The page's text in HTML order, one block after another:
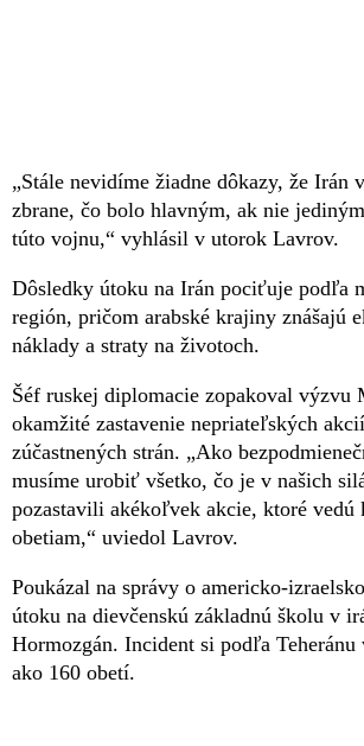
„Stále nevidíme žiadne dôkazy, že Irán
zbrane, čo bolo hlavným, ak nie
túto vojnu,“ vyhlásil v utorok Lavrov.
Dôsledky útoku na Irán pociťuje podľa
región, pričom arabské krajiny znášajú
náklady a straty na životoch.
Šéf ruskej diplomacie zopakoval výzvu
okamžité zastavenie nepriateľských
zúčastnených strán. „Ako
musíme urobiť všetko, čo je v našich
pozastavili akékoľvek akcie, ktoré
obetiam,“ uviedol Lavrov.
Poukázal na správy o americko-
útoku na dievčenskú základnú školu v
Hormozgán. Incident si podľa
ako 160 obetí.